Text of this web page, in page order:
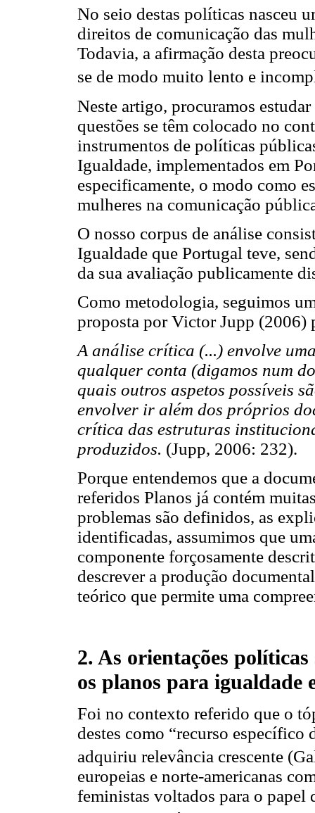
No seio destas políticas nasceu
direitos de comunicação das
Todavia, a afirmação desta
se de modo muito lento e
Neste artigo, procuramos
questões se têm colocado no
instrumentos de políticas
Igualdade, implementados em
especificamente, o modo como
mulheres na comunicação
O nosso corpus de análise
Igualdade que Portugal teve,
da sua avaliação publicamente
Como metodologia, seguimos
proposta por Victor Jupp (2006)
A análise crítica (...) envolve
qualquer conta (digamos num
quais outros aspetos possíveis
envolver ir além dos próprios
crítica das estruturas
produzidos. (Jupp, 2006: 232).
Porque entendemos que a
referidos Planos já contém
problemas são definidos, as
identificadas, assumimos que
componente forçosamente
descrever a produção
teórico que permite uma
2. As orientações
os planos para igualdade
Foi no contexto referido que o
destes como “recurso específico
adquiriu relevância crescente
europeias e norte-americanas
feministas voltados para o papel